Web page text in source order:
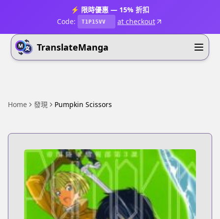
⚡ 限時優惠 — 15% 折扣
Code:
T1P15VV at checkout
TranslateManga
Home 發現 Pumpkin Scissors